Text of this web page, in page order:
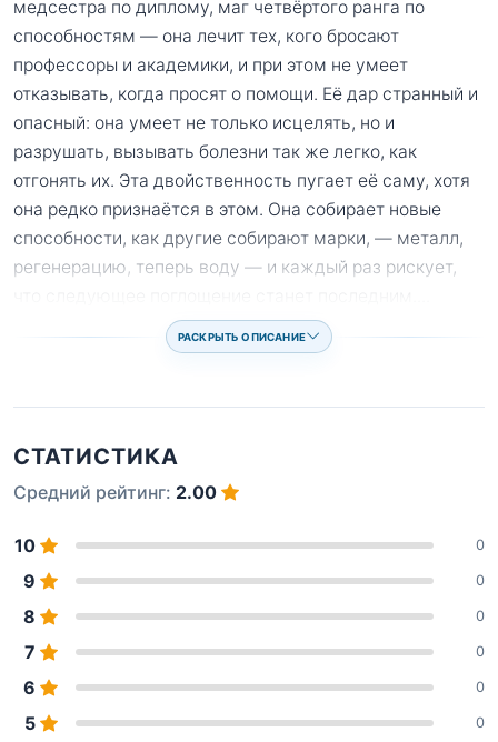
медсестра по диплому, маг четвёртого ранга по
способностям — она лечит тех, кого бросают
профессоры и академики, и при этом не умеет
отказывать, когда просят о помощи. Её дар странный и
опасный: она умеет не только исцелять, но и
разрушать, вызывать болезни так же легко, как
отгонять их. Эта двойственность пугает её саму, хотя
она редко признаётся в этом. Она собирает новые
способности, как другие собирают марки, — металл,
регенерацию, теперь воду — и каждый раз рискует,
РАСКРЫТЬ ОПИСАНИЕ
СТАТИСТИКА
Средний рейтинг: 2.00
10 0
9 0
8 0
7 0
6 0
5 0